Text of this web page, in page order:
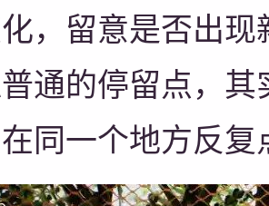
，留意是否出
通的停留点，
同一个地方反